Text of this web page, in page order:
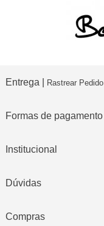
Entrega | Rastrear Pedido
Formas de pagamento
Institucional
Dúvidas
Compras